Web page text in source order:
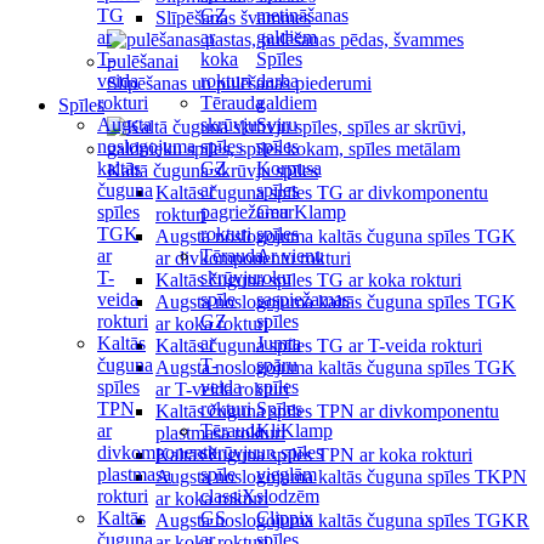
TG
ar
T-
veida
rokturi
Augsta
noslogojuma
kaltās
čuguna
spīles
TGK
ar
T-
veida
rokturi
Kaltās
čuguna
spīles
TPN
ar
divkomponentu
plastmasa
rokturi
Kaltās
čuguna
GZ
ar
koka
rokturi
Tērauda
skrūvju
spīles
GZ
ar
pagriežamu
rokturi
Tērauda
skrūvju
spīle
GZ
ar
T-
veida
rokturi
Tērauda
skrūvju
spīle
classiX
GS
ar
metināšanas
galdiem
Spīles
darba
galdiem
Sviru
spīles
Korpusa
spīles
GearKlamp
spīles
Ar vienu
roku
saspiežamas
spīles
Jumta
spāru
spīles
Spīles
KliKlamp
un spīles
vieglām
slodzēm
Clippix
spīles
Slīpēšanas švammes
Slīpēšanas un pulēšanas piederumi
Spīles
Kaltā čuguna skrūvju spīles
Kaltās čuguna spīles TG ar divkomponentu
rokturi
Augsta noslogojuma kaltās čuguna spīles TGK
ar divkomponentu rokturi
Kaltās čuguna spīles TG ar koka rokturi
Augsta noslogojuma kaltās čuguna spīles TGK
ar koka rokturi
Kaltās čuguna spīles TG ar T-veida rokturi
Augsta noslogojuma kaltās čuguna spīles TGK
ar T-veida rokturi
Kaltās čuguna spīles TPN ar divkomponentu
plastmasa rokturi
Kaltās čuguna spīles TPN ar koka rokturi
Augsta noslogojuma kaltās čuguna spīles TKPN
ar koka rokturi
Augsta noslogojuma kaltās čuguna spīles TGKR